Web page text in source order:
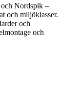
Nordspik –
och miljöklasser.
och
och